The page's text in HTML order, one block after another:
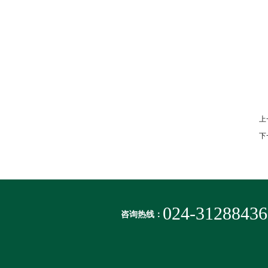
上
下
咨询热线： 024-31288436